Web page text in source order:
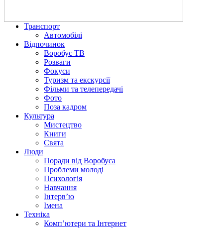
Транспорт
Автомобілі
Відпочинок
Воробус ТВ
Розваги
Фокуси
Туризм та екскурсії
Фільми та телепередачі
Фото
Поза кадром
Культура
Мистецтво
Книги
Свята
Люди
Поради від Воробуса
Проблеми молоді
Психологія
Навчання
Інтерв’ю
Імена
Техніка
Комп’ютери та Інтернет